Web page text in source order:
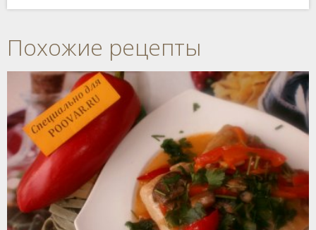
Похожие рецепты